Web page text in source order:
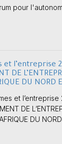
pour
l’entreprise
DE
DU NORD
et l’entreprise
DE
DU